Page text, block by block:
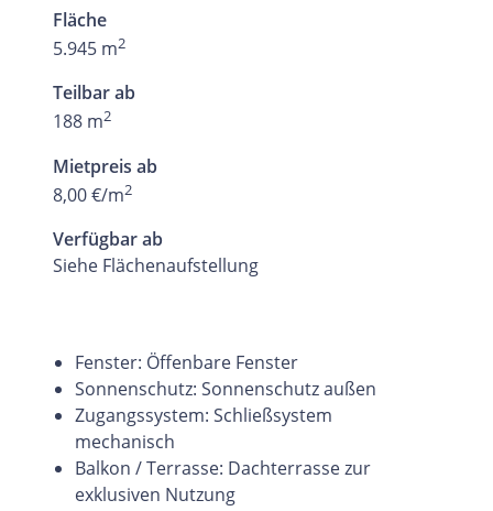
Fläche
5.945 m2
Teilbar ab
188 m2
Mietpreis ab
8,00 €/m2
Verfügbar ab
Siehe Flächenaufstellung
Fenster: Öffenbare Fenster
Sonnenschutz: Sonnenschutz außen
Zugangssystem: Schließsystem
mechanisch
Balkon / Terrasse: Dachterrasse zur
exklusiven Nutzung